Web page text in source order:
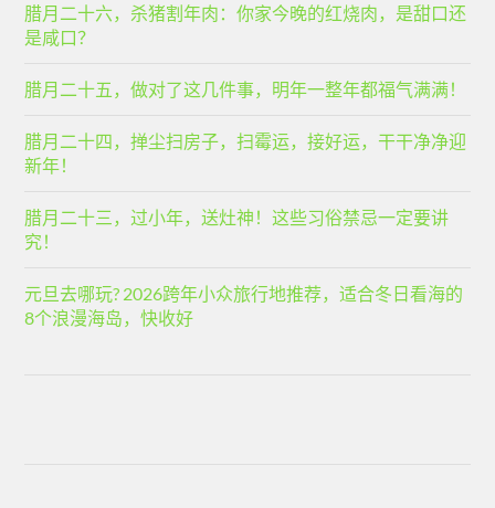
腊月二十六，杀猪割年肉：你家今晚的红烧肉，是甜口还
是咸口？
腊月二十五，做对了这几件事，明年一整年都福气满满！
腊月二十四，掸尘扫房子，扫霉运，接好运，干干净净迎
新年！
腊月二十三，过小年，送灶神！这些习俗禁忌一定要讲
究！
元旦去哪玩? 2026跨年小众旅行地推荐，适合冬日看海的
8个浪漫海岛，快收好